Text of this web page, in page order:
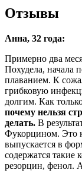
Отзывы
Анна, 32 года:
Примерно два
Похудела, начала
плаванием. К
грибковую
долгим. Как
почему нельзя
делать. В
Фукорцином. Это
выпускается в
содержатся такие
резорцин, фенол.